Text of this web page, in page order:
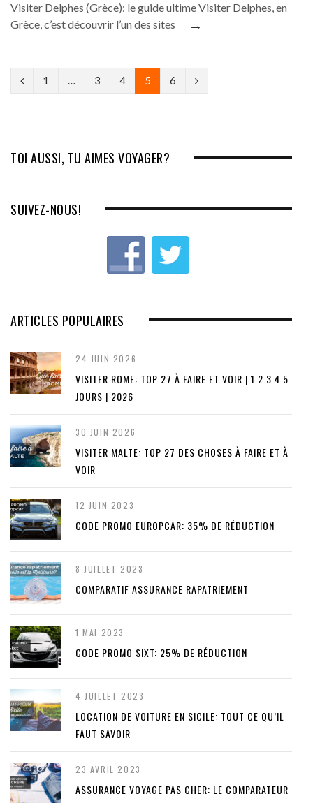
Visiter Delphes (Grèce): le guide ultime Visiter Delphes, en
Grèce, c’est découvrir l’un des sites
→
P
v
o
1 … 3 4 5 6
N
t
TOI AUSSI, TU AIMES VOYAGER?
SUIVEZ-NOUS!
ARTICLES POPULAIRES
24 JUIN 2026
VISITER ROME: TOP 27 À FAIRE ET VOIR | 1 2 3 4 5
JOURS | 2026
30 JUIN 2026
VISITER MALTE: TOP 27 DES CHOSES À FAIRE ET À
VOIR
12 JUIN 2023
CODE PROMO EUROPCAR: 35% DE RÉDUCTION
8 JUILLET 2023
COMPARATIF ASSURANCE RAPATRIEMENT
1 MAI 2023
CODE PROMO SIXT: 25% DE RÉDUCTION
4 JUILLET 2023
LOCATION DE VOITURE EN SICILE: TOUT CE QU’IL
FAUT SAVOIR
23 AVRIL 2023
ASSURANCE VOYAGE PAS CHER: LE COMPARATEUR